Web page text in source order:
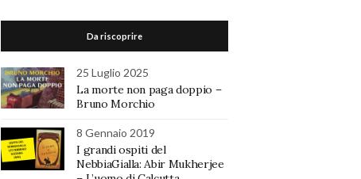
Da riscoprire
25 Luglio 2025
La morte non paga doppio –
Bruno Morchio
8 Gennaio 2019
I grandi ospiti del
NebbiaGialla: Abir Mukherjee